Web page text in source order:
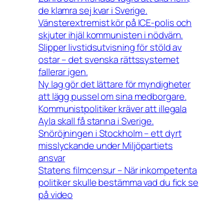
de klamra sej kvar i Sverige.
Vänsterextremist kör på ICE-polis och
skjuter ihjäl kommunisten i nödvärn.
Slipper livstidsutvisning för stöld av
ostar – det svenska rättssystemet
fallerar igen.
Ny lag gör det lättare för myndigheter
att lägg pussel om sina medborgare.
Kommunistpolitiker kräver att illegala
Ayla skall få stanna i Sverige.
Snöröjningen i Stockholm – ett dyrt
misslyckande under Miljöpartiets
ansvar
Statens filmcensur – När inkompetenta
politiker skulle bestämma vad du fick se
på video